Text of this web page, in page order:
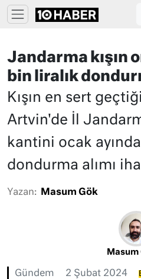
Jandarma kışın
bin liralık
Kışın en sert
Artvin'de İl
kantini ocak
dondurma alımı
Yazan: Masum Gök
Masum
Gündem 2 Şubat 2024